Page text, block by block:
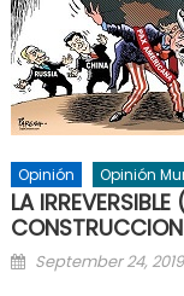
Opinión Opinión
LA
Posted
September 24, 2019